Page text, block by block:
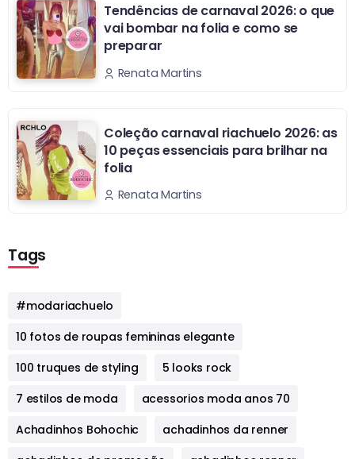
Tendências de carnaval 2026: o que
vai bombar na folia e como se
preparar
Renata Martins
Coleção carnaval riachuelo 2026: as
10 peças essenciais para brilhar na
folia
Renata Martins
Tags
#modariachuelo
10 fotos de roupas femininas elegante
100 truques de styling
5 looks rock
7 estilos de moda
acessorios moda anos 70
Achadinhos Bohochic
achadinhos da renner